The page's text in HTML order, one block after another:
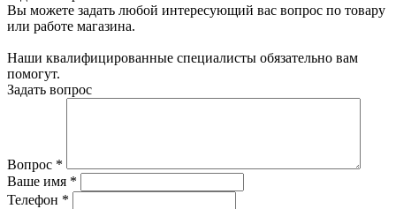
Вы можете задать любой интересующий вас вопрос по товару
или работе магазина.
Наши квалифицированные специалисты обязательно вам
помогут.
Задать вопрос
Вопрос *
Ваше имя *
Телефон *